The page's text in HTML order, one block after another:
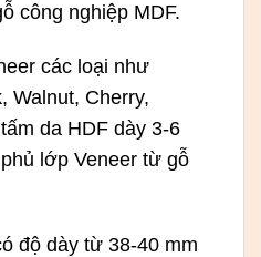
công nghiệp MDF.
các loại như
Walnut, Cherry,
da HDF dày 3-6
lớp Veneer từ gỗ
độ dày từ 38-40 mm